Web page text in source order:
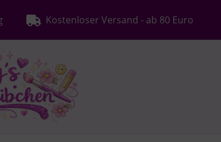
Kostenloser Versand - ab 80 Euro